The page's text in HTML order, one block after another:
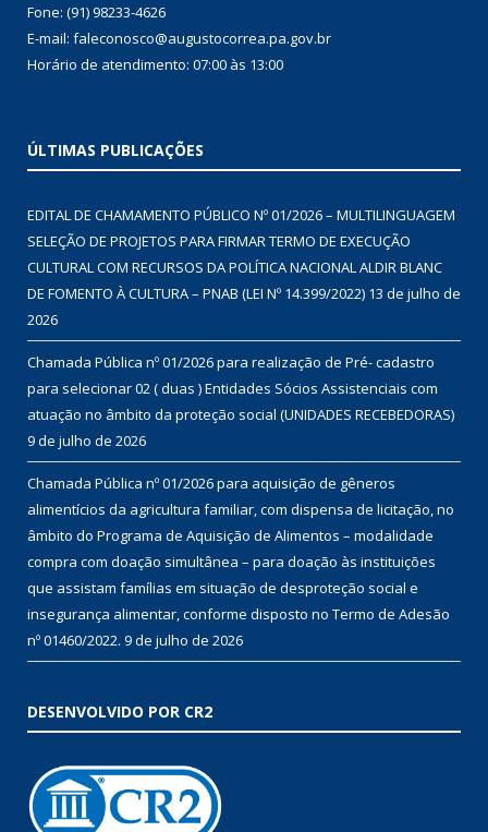
Fone: (91) 98233-4626
E-mail: faleconosco@augustocorrea.pa.gov.br
Horário de atendimento: 07:00 às 13:00
ÚLTIMAS PUBLICAÇÕES
EDITAL DE CHAMAMENTO PÚBLICO Nº 01/2026 – MULTILINGUAGEM
SELEÇÃO DE PROJETOS PARA FIRMAR TERMO DE EXECUÇÃO
CULTURAL COM RECURSOS DA POLÍTICA NACIONAL ALDIR BLANC
DE FOMENTO À CULTURA – PNAB (LEI Nº 14.399/2022) 13 de julho de
2026
Chamada Pública nº 01/2026 para realização de Pré- cadastro
para selecionar 02 ( duas ) Entidades Sócios Assistenciais com
atuação no âmbito da proteção social (UNIDADES RECEBEDORAS)
9 de julho de 2026
Chamada Pública nº 01/2026 para aquisição de gêneros
alimentícios da agricultura familiar, com dispensa de licitação, no
âmbito do Programa de Aquisição de Alimentos – modalidade
compra com doação simultânea – para doação às instituições
que assistam famílias em situação de desproteção social e
insegurança alimentar, conforme disposto no Termo de Adesão
nº 01460/2022. 9 de julho de 2026
DESENVOLVIDO POR CR2